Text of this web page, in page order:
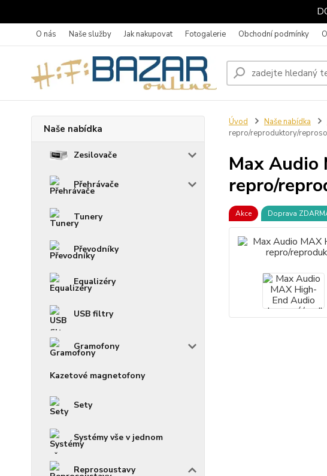
O nás Naše služby Jak nakupovat Fotogalerie Obchodní podmínky
Naše nabídka
Zesilovače
Přehrávače
Tunery
Převodníky
Equalizéry
USB filtry
Gramofony
Kazetové magnetofony
Sety
Systémy vše v jednom
Reprosoustavy
Úvod Naše nabídka
repro/reproduktory/
Max Audio
repro/
Akce Doprava